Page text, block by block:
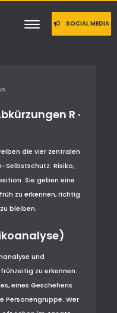
SOCIAL MEDIA
R ·
die vier zentralen
Selbstschutz: Risiko,
Sie geben eine
zu erkennen, richtig
bleiben.
und
zu erkennen.
eines Geschehens
Personengruppe. Wer